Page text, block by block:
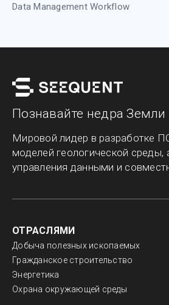
Data Management Workflow
Познавайте недра Земли
Мировой лидер в разработке
моделей геологической среды,
управления данными и
ОТРАСЛЯМИ
Добыча полезных ископаемых
Гражданское строительство
Энергетика
Охрана окружающей среды